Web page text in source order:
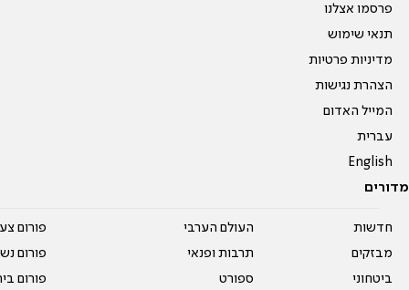
פרסמו אצלנו
תנאי שימוש
מדיניות פרטיות
הצהרת נגישות
המייל האדום
עברית
English
מדורים
חדשות
מבזקים
ביטחוני
העולם הערבי
תרבות ופנאי
ספורט
פורום
פורום
פורום